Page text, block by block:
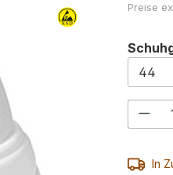
Preise
In